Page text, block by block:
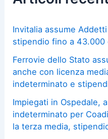
Invitalia assume
stipendio fino a
Ferrovie dello Stato
anche con licenza
indeterminato e
Impiegati in Ospedale,
indeterminato per
la terza media,